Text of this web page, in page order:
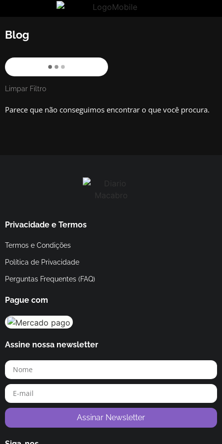
Blog
Limpar Filtro
Parece que não conseguimos encontrar o que você procura.
Privacidade e Termos
Termos e Condições
Política de Privacidade
Perguntas Frequentes (FAQ)
Pague com
Assine nossa newsletter
Assinar Newsletter